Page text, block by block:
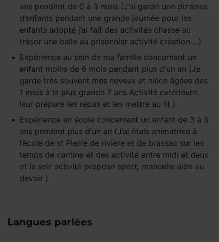
ans pendant de 0 à 3 mois (J’ai gardé une dizaines
d’enfants pendant une grande journée pour les
enfants adopté j’ai fait des activités chasse au
trésor une balle au prisonnier activité création ...)
Expérience au sein de ma famille concernant un
enfant moins de 6 mois pendant plus d'un an (Je
garde très souvent mes neveux et nièce âgées des
1 mois à la plus grande 7 ans Activité extérieure,
leur prépare les repas et les mettre au lit )
Expérience en école concernant un enfant de 3 à 5
ans pendant plus d'un an (J’ai étais animatrice à
l’école de st Pierre de rivière et de brassac sur les
temps de cantine et des activité entre midi et deux
et le soir activité propose sport, manuelle aide au
devoir )
Langues parlées